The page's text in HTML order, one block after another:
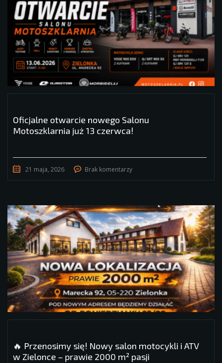
Oficjalne otwarcie nowego Salonu
Motoszklarnia już 13 czerwca!
21 maja, 2026 Brak komentarzy
🔥 Przenosimy się! Nowy salon motocykli i ATV
w Zielonce – prawie 2000 m² pasji